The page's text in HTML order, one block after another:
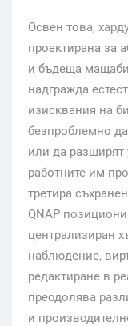
Освен това,
проектирана за
и бъдеща
надгражда
изисквания на
безпроблемно
или да разширят
работните им
третира
QNAP
централизиран
наблюдение,
редактиране в
преодолява
и